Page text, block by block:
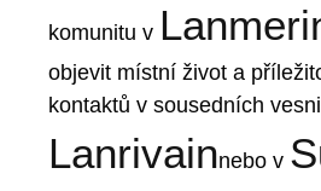
komunitu v
objevit místní život a
kontaktů v sousedních
Lanrivainnebo v